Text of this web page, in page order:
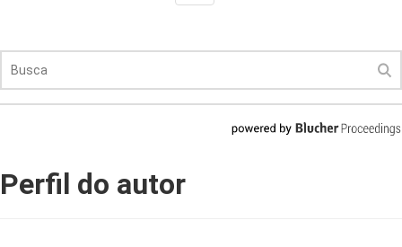
navigation
Perfil do autor